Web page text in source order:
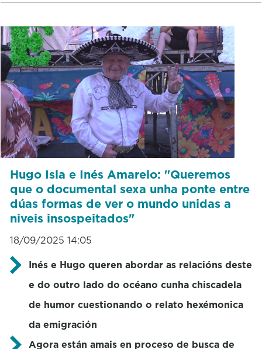
Hugo Isla e Inés Amarelo: "Queremos
que o documental sexa unha ponte entre
dúas formas de ver o mundo unidas a
niveis insospeitados"
18/09/2025 14:05
Inés e Hugo queren abordar as relacións deste
e do outro lado do océano cunha chiscadela
de humor cuestionando o relato hexémonica
da emigración
Agora están amais en proceso de busca de